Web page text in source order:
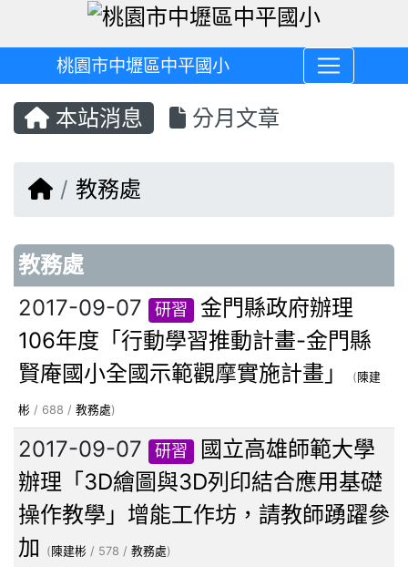
桃園市中壢區中平國小
本站消息 分月文章
回首頁
教務處
文章列表
教務處
2017-09-07 研習
金門縣政府辦理
106年度「行動學習推動計畫-金門縣
賢庵國小全國示範觀摩實施計畫」
(陳建
彬 / 688 / 教務處)
2017-09-07 研習
國立高雄師範大學
辦理「3D繪圖與3D列印結合應用基礎
操作教學」增能工作坊，請教師踴躍參
加
( 陳建彬 / 578 / 教務處)